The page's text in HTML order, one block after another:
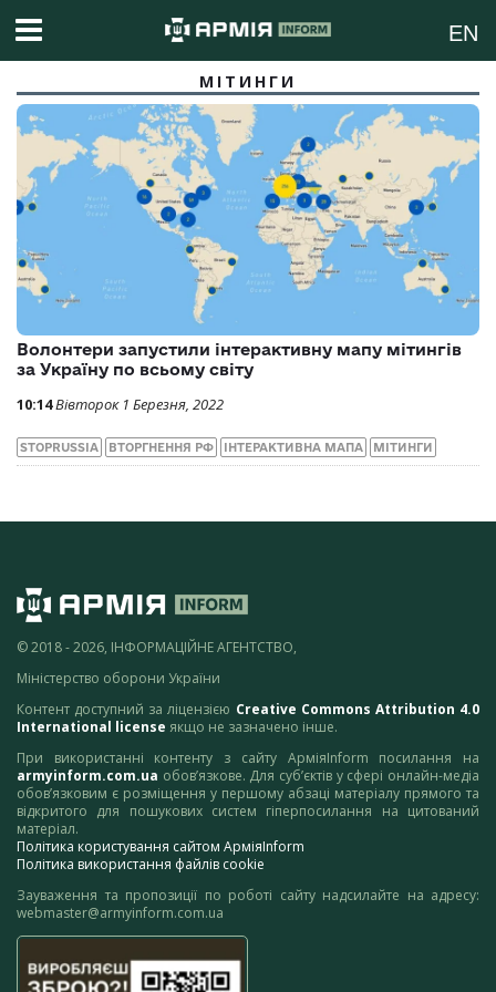
EN
МІТИНГИ
Волонтери запустили інтерактивну мапу мітингів
за Україну по всьому світу
10:14Вівторок 1 Березня, 2022
STOPRUSSIA ВТОРГНЕННЯ РФ ІНТЕРАКТИВНА МАПА МІТИНГИ
© 2018 - 2026, ІНФОРМАЦІЙНЕ АГЕНТСТВО,
Міністерство оборони України
Контент доступний за ліцензією Creative Commons Attribution 4.0
International license якщо не зазначено інше.
При використанні контенту з сайту АрміяInform посилання на
armyinform.com.ua обов’язкове. Для суб’єктів у сфері онлайн-медіа
обов’язковим є розміщення у першому абзаці матеріалу прямого та
відкритого для пошукових систем гіперпосилання на цитований
матеріал.
Політика користування сайтом АрміяInform
Політика використання файлів cookie
Зауваження та пропозиції по роботі сайту надсилайте на адресу:
webmaster@armyinform.com.ua